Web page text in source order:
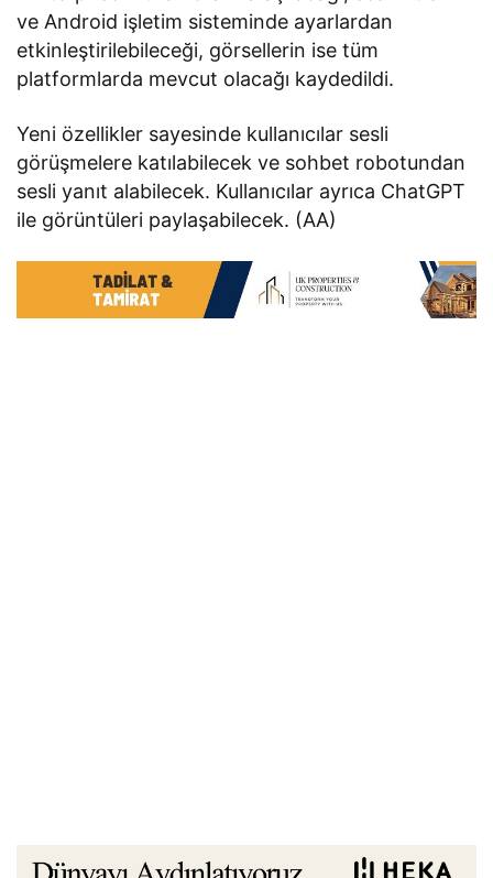
ve Android işletim sisteminde ayarlardan
etkinleştirilebileceği, görsellerin ise tüm
platformlarda mevcut olacağı kaydedildi.
Yeni özellikler sayesinde kullanıcılar sesli
görüşmelere katılabilecek ve sohbet robotundan
sesli yanıt alabilecek. Kullanıcılar ayrıca ChatGPT
ile görüntüleri paylaşabilecek. (AA)